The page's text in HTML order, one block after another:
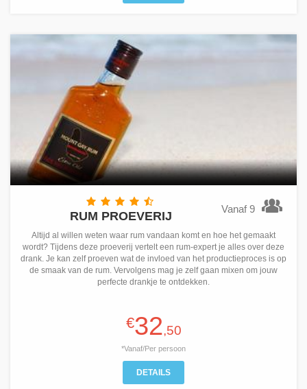
Vanaf 9
RUM PROEVERIJ
Altijd al willen weten waar rum vandaan komt en hoe het gemaakt
wordt? Tijdens deze proeverij vertelt een rum-expert je alles over deze
drank. Je kan zelf proeven wat de invloed van het productieproces is op
de smaak van de rum. Vervolgens mag je zelf gaan mixen om jouw
perfecte drankje te ontdekken.
€32,50
*Vanaf/Per persoon
DETAILS